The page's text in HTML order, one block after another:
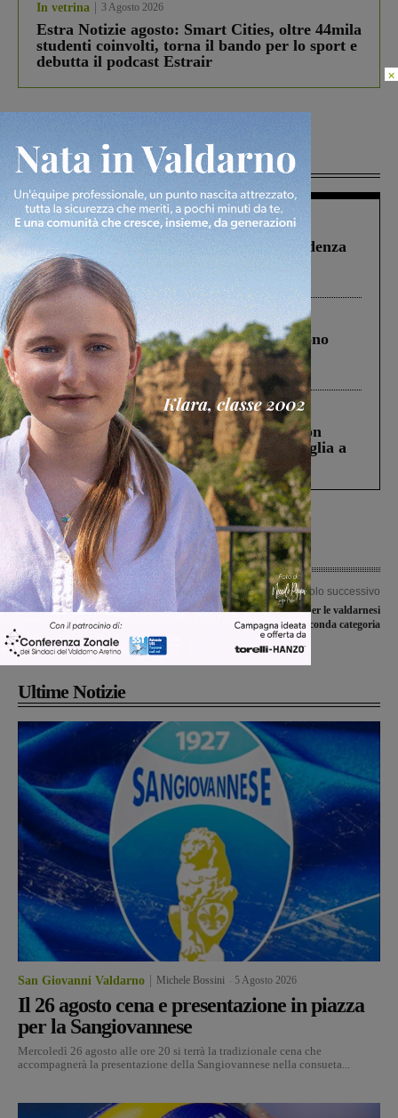
In vetrina 3 Agosto 2026
Estra Notizie agosto: Smart Cities, oltre 44mila
studenti coinvolti, torna il bando per lo sport e
debutta il podcast Estrair
Più lette
Figline Incisa Valdarno 1 Agosto 2026
Piscina di Figline finanziata oltre la scadenza
Pnrr, il gruppo di Fratelli d’Italia: “Un
ringraziamento al Governo”
Cronaca 4 Agosto 2026
Un anno fa la strage in A1 in cui morirono
Gianni, Giulia e Franco. Lo schianto, il
processo, lo stop ai sorpassi fra tir....
Cronaca 3 Agosto 2026
Scomparso da una struttura di Castiglion
Fiorentino l’uomo che aveva ucciso la figlia a
Levane nel 2020
Articolo precedente
Valdarnesi di Prima categoria, i
risultati nella seconda giornata di
campionato
Articolo successivo
Turno senza successi per le valdarnesi
di Seconda categoria
Ultime Notizie
San Giovanni Valdarno Michele Bossini 5 Agosto 2026
Il 26 agosto cena e presentazione in piazza
per la Sangiovannese
Mercoledì 26 agosto alle ore 20 si terrà la tradizionale cena che
accompagnerà la presentazione della Sangiovannese nella consueta...
×